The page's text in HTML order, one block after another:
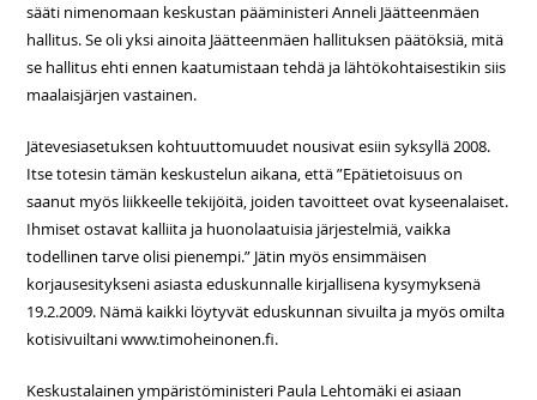
sääti nimenomaan keskustan pääministeri Anneli Jäätteenmäen
hallitus. Se oli yksi ainoita Jäätteenmäen hallituksen päätöksiä, mitä
se hallitus ehti ennen kaatumistaan tehdä ja lähtökohtaisestikin siis
maalaisjärjen vastainen.
Jätevesiasetuksen kohtuuttomuudet nousivat esiin syksyllä 2008.
Itse totesin tämän keskustelun aikana, että ”Epätietoisuus on
saanut myös liikkeelle tekijöitä, joiden tavoitteet ovat kyseenalaiset.
Ihmiset ostavat kalliita ja huonolaatuisia järjestelmiä, vaikka
todellinen tarve olisi pienempi.” Jätin myös ensimmäisen
korjausesitykseni asiasta eduskunnalle kirjallisena kysymyksenä
19.2.2009. Nämä kaikki löytyvät eduskunnan sivuilta ja myös omilta
kotisivuiltani www.timoheinonen.fi.
Keskustalainen ympäristöministeri Paula Lehtomäki ei asiaan